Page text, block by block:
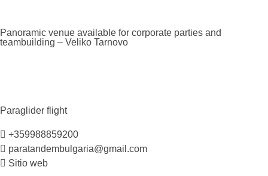
Panoramic venue available for corporate parties and
teambuilding – Veliko Tarnovo
Paraglider flight
+359988859200
paratandembulgaria@gmail.com
Sitio web